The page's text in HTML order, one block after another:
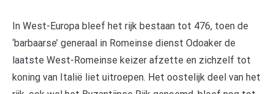
In West-Europa bleef het rijk bestaan tot 476, toen de
‘barbaarse’ generaal in Romeinse dienst Odoaker de
laatste West-Romeinse keizer afzette en zichzelf tot
koning van Italië liet uitroepen. Het oostelijk deel van het